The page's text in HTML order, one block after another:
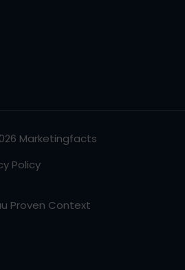
Marketingfacts
Policy
Proven Context